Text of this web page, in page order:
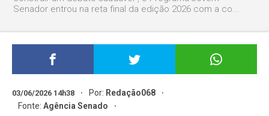
Senador entrou na reta final da edição 2026 com a co...
03/06/2026 14h38 Por: Redação068
Fonte:Agência Senado